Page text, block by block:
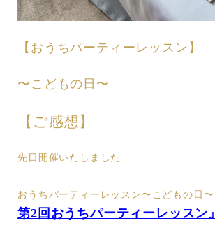
【おうちパーティーレッスン】
〜こどもの日〜
【ご感想】
先日開催いたしました
おうちパーティーレッスン〜こどもの日〜
第2回おうちパーティーレッスン』